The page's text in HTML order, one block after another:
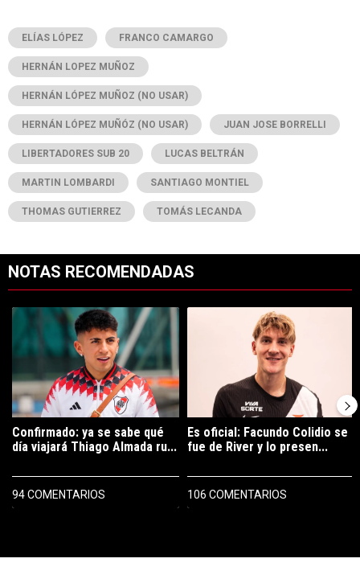
ELÍAS LÓPEZ FRANCO CAMARGO
HERNÁN LOPEZ MUÑOZ
HERNÁN LÓPEZ MUÑOZ (NO USAR)
HERNÁN LÓPEZ MUÑÓZ (NO USAR) JUAN JOSE BORRELLI
LIBERTADORES SUB 20 LUCAS BELTRÁN
MARTIN LOMBARDI SANTIAGO MONTIEL
THOMAS GUTIERREZ TOMÁS LECANDA
NOTAS RECOMENDADAS
Un artículo de tendencia con el título "Confirmado: ya se sabe qué
Confirmado: ya se sabe qué
día viajará Thiago Almada ru...
94 COMENTARIOS
Un artículo de tendencia con el
Es oficial: Facundo Colidio se
fue de River y lo presen...
106 COMENTARIOS